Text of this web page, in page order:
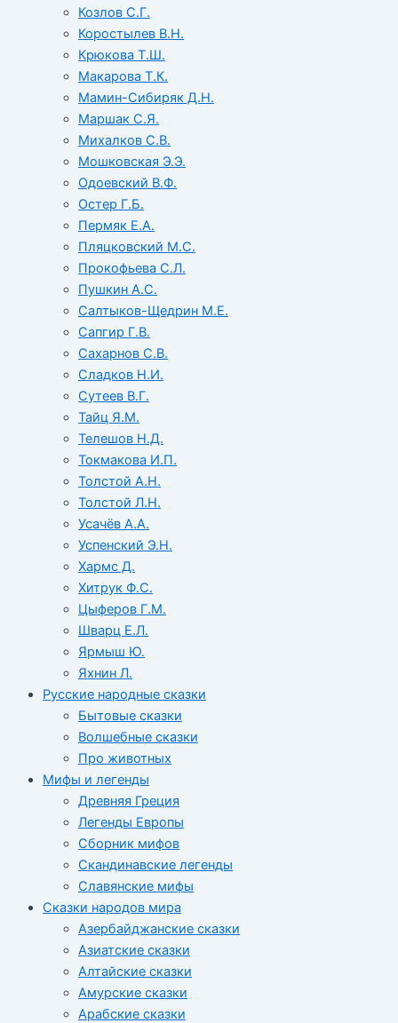
Козлов С.Г.
Коростылев В.Н.
Крюкова Т.Ш.
Макарова Т.К.
Мамин-Сибиряк Д.Н.
Маршак С.Я.
Михалков С.В.
Мошковская Э.Э.
Одоевский В.Ф.
Остер Г.Б.
Пермяк Е.А.
Пляцковский М.С.
Прокофьева С.Л.
Пушкин А.С.
Салтыков-Щедрин М.Е.
Сапгир Г.В.
Сахарнов С.В.
Сладков Н.И.
Сутеев В.Г.
Тайц Я.М.
Телешов Н.Д.
Токмакова И.П.
Толстой А.Н.
Толстой Л.Н.
Усачёв А.А.
Успенский Э.Н.
Хармс Д.
Хитрук Ф.С.
Цыферов Г.М.
Шварц Е.Л.
Ярмыш Ю.
Яхнин Л.
Русские народные сказки
Бытовые сказки
Волшебные сказки
Про животных
Мифы и легенды
Древняя Греция
Легенды Европы
Сборник мифов
Скандинавские легенды
Славянские мифы
Сказки народов мира
Азербайджанские сказки
Азиатские сказки
Алтайские сказки
Амурские сказки
Арабские сказки